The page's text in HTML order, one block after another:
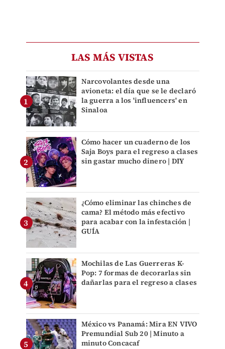
LAS MÁS VISTAS
Narcovolantes desde una
avioneta: el día que se le declaró
la guerra a los 'influencers' en
Sinaloa
Cómo hacer un cuaderno de los
Saja Boys para el regreso a clases
sin gastar mucho dinero | DIY
¿Cómo eliminar las chinches de
cama? El método más efectivo
para acabar con la infestación |
GUÍA
Mochilas de Las Guerreras K-
Pop: 7 formas de decorarlas sin
dañarlas para el regreso a clases
México vs Panamá: Mira EN VIVO
Premundial Sub 20 | Minuto a
minuto Concacaf